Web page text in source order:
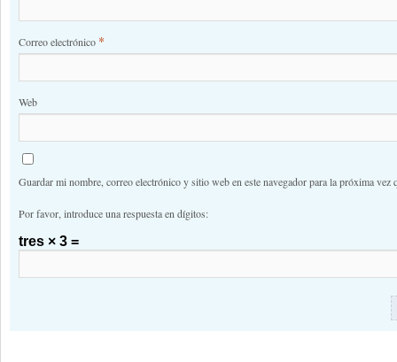
Correo electrónico *
Web
Guardar mi nombre, correo electrónico y sitio web en este navegador para la próxima vez
Por favor, introduce una respuesta en dígitos:
tres × 3 =